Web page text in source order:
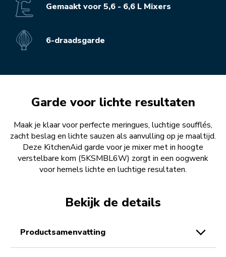
Gemaakt voor 5,6 - 6,6 L Mixers
6-draadsgarde
Garde voor lichte resultaten
Maak je klaar voor perfecte meringues, luchtige soufflés,
zacht beslag en lichte sauzen als aanvulling op je maaltijd.
Deze KitchenAid garde voor je mixer met in hoogte
verstelbare kom (5KSMBL6W) zorgt in een oogwenk
voor hemels lichte en luchtige resultaten.
Bekijk de details
productsamenvatting